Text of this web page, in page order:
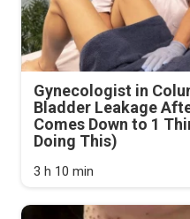
Gynecologist in
Bladder Leakage
Comes Down to 1
Doing This)
3 h 10 min